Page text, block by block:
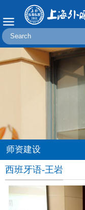
师资建设
西班牙语-王岩